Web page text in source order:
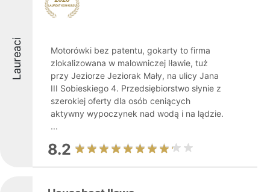
Laureaci
Motorówki bez patentu, gokarty to firma
zlokalizowana w malowniczej Iławie, tuż
przy Jeziorze Jeziorak Mały, na ulicy Jana
III Sobieskiego 4. Przedsiębiorstwo słynie z
szerokiej oferty dla osób ceniących
aktywny wypoczynek nad wodą i na lądzie.
...
8.2